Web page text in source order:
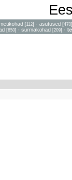
[112] · asutused [470]
[650] · surmakohad [209] ·